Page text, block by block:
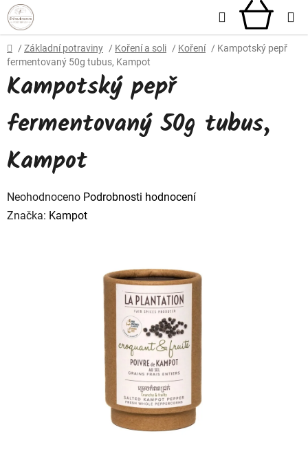
Přejít
na
obsah
Hledat
Domů
/ Základní potraviny / Koření a soli / Koření / Kampotský pepř
fermentovaný 50g tubus, Kampot
Kampotský pepř
fermentovaný 50g tubus,
Kampot
Průměrné
hodnocení
Neohodnoceno Podrobnosti hodnocení
Značka: Kampot